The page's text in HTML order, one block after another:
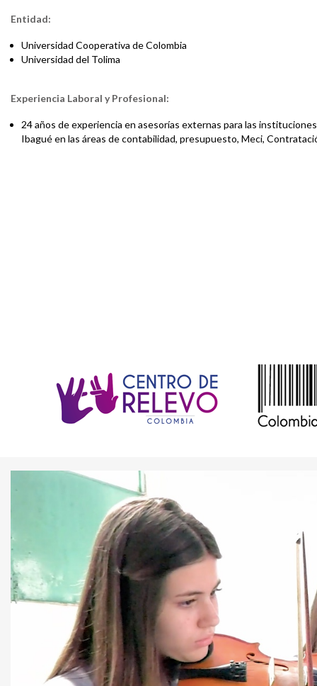
Entidad:
Universidad Cooperativa de Colombia
Universidad del Tolima
Experiencia Laboral y Profesional:
24 años de experiencia en asesorías externas para las
Ibagué en las áreas de contabilidad, presupuesto, Meci,